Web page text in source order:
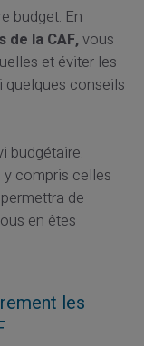
budget. En
la CAF,vous
et éviter les
quelques conseils
budgétaire.
compris celles
de
en êtes
les